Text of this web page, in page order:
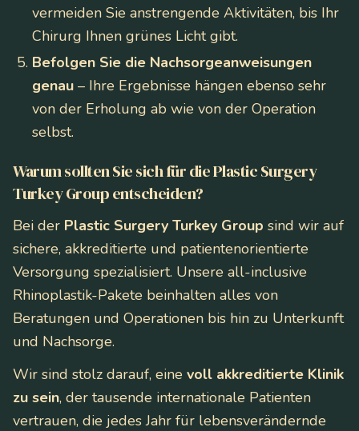
vermeiden Sie anstrengende Aktivitäten, bis Ihr
Chirurg Ihnen grünes Licht gibt.
Befolgen Sie die Nachsorgeanweisungen
genau – Ihre Ergebnisse hängen ebenso sehr
von der Erholung ab wie von der Operation
selbst.
Warum sollten Sie sich für die Plastic Surgery
Turkey Group entscheiden?
Bei der Plastic Surgery Turkey Group sind wir auf
sichere, akkreditierte und patientenorientierte
Versorgung spezialisiert. Unsere all-inclusive
Rhinoplastik-Pakete beinhalten alles von
Beratungen und Operationen bis hin zu Unterkunft
und Nachsorge.
Wir sind stolz darauf, eine voll akkreditierte Klinik
zu sein, der tausende internationale Patienten
vertrauen, die jedes Jahr für lebensverändernde